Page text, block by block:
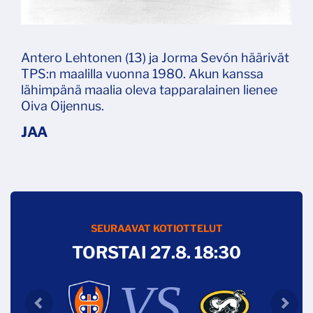
Antero Lehtonen (13) ja Jorma Sevón häärivät
TPS:n maalilla vuonna 1980. Akun kanssa
lähimpänä maalia oleva tapparalainen lienee
Oiva Oijennus.
SEURAAVAT KOTIOTTELUT
TORSTAI 27.8. 18:30